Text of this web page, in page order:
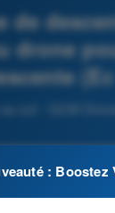
de
drone
(Ec
sol - QCM
: Boostez